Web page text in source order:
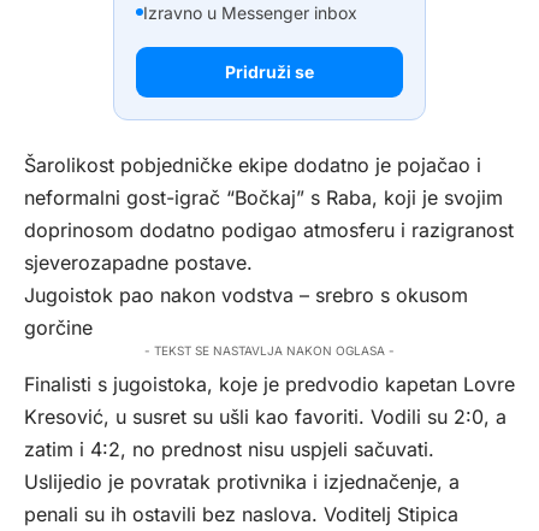
Izravno u Messenger inbox
Pridruži se
Šarolikost pobjedničke ekipe dodatno je pojačao i
neformalni gost-igrač “Bočkaj” s Raba, koji je svojim
doprinosom dodatno podigao atmosferu i razigranost
sjeverozapadne postave.
Jugoistok pao nakon vodstva – srebro s okusom
gorčine
- TEKST SE NASTAVLJA NAKON OGLASA -
Finalisti s jugoistoka, koje je predvodio kapetan Lovre
Kresović, u susret su ušli kao favoriti. Vodili su 2:0, a
zatim i 4:2, no prednost nisu uspjeli sačuvati.
Uslijedio je povratak protivnika i izjednačenje, a
penali su ih ostavili bez naslova. Voditelj Stipica